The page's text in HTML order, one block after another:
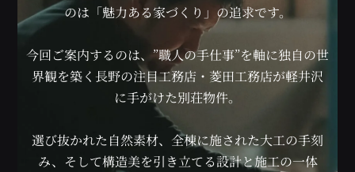
のは「魅力ある家づくり」の追求です。
今回ご案内するのは、”職人の手仕事”を軸に独自の世
界観を築く長野の注目工務店・菱田工務店が軽井沢
に手がけた別荘物件。
選び抜かれた自然素材、全棟に施された大工の手刻
み、そして構造美を引き立てる設計と施工の一体